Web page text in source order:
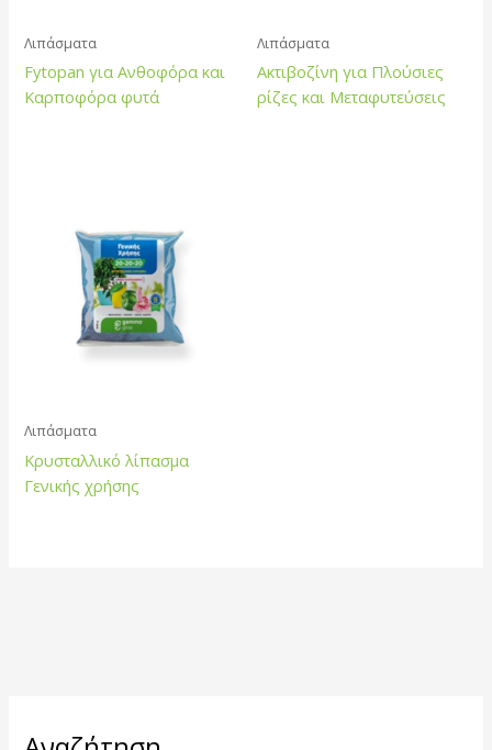
ν
Λιπάσματα
Fytopan για Ανθοφόρα και
Καρποφόρα φυτά
Λιπάσματα
Ακτιβοζίνη για Πλούσιες
ρίζες και Μεταφυτεύσεις
Λιπάσματα
Κρυσταλλικό λίπασμα
Γενικής χρήσης